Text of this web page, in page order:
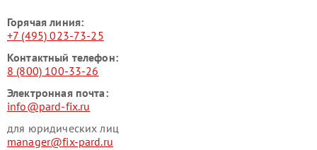
Горячая линия:
+7 (495) 023-73-25
Контактный телефон:
8 (800) 100-33-26
Электронная почта:
info@pard-fix.ru
для юридических лиц
manager@fix-pard.ru